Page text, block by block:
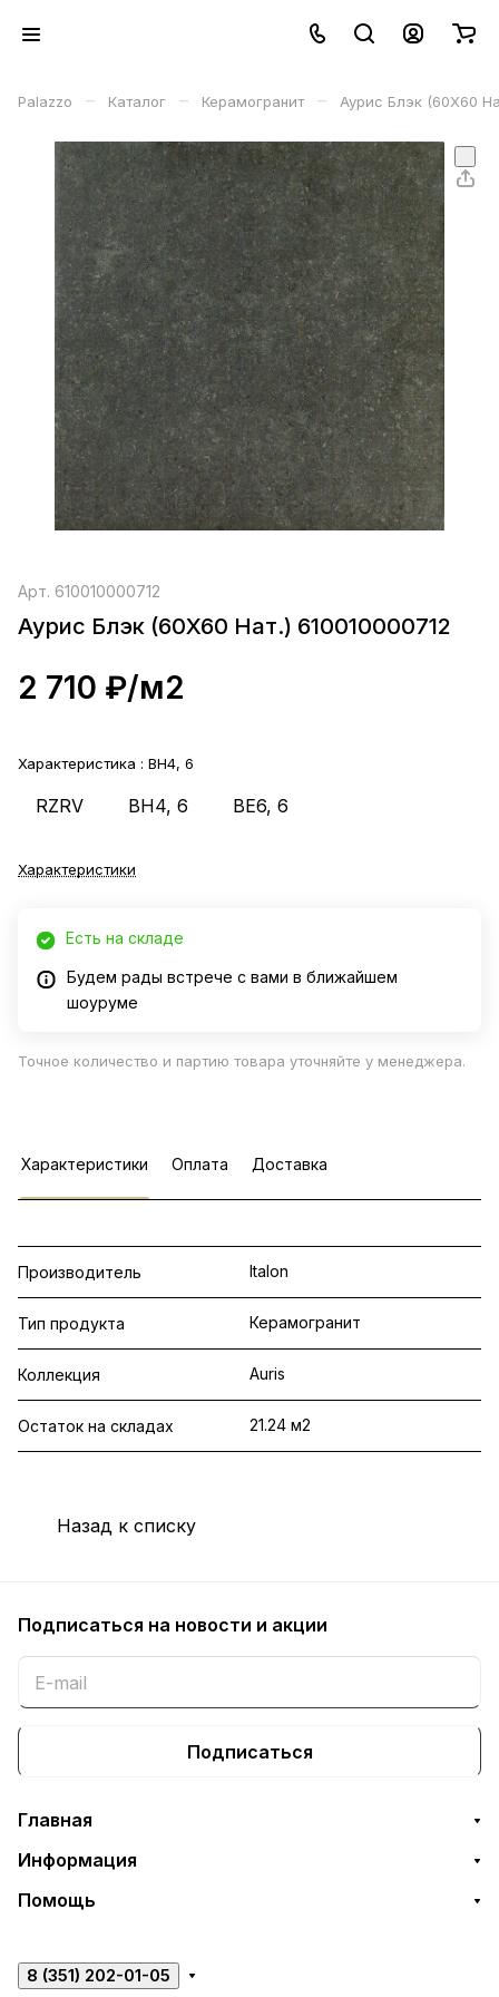
Palazzo – Каталог – Керамогранит – Аурис Блэк (60X60
Арт. 610010000712
Аурис Блэк (60X60 Нат.) 610010000712
2 710 ₽/м2
Характеристика : BH4, 6
RZRV BH4, 6 BE6, 6
Характеристики
Есть на складе
Будем рады встрече с вами в ближайшем
шоуруме
Точное количество и партию товара уточняйте у менеджера.
Характеристики Оплата Доставка
Производитель Italon
Тип продукта Керамогранит
Коллекция Auris
Остаток на складах 21.24 м2
Назад к списку
Подписаться на новости и акции
Подписаться
Главная
Информация
Помощь
8 (351) 202-01-05